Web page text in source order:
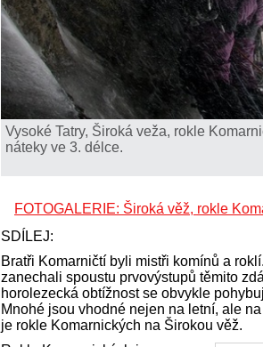
Vysoké Tatry, Široká veža, rokle
náteky ve 3. délce.
FOTOGALERIE: Široká věž, rokle
SDÍLEJ:
Bratři Komarničtí byli mistři komínů a
zanechali spoustu prvovýstupů těmito
horolezecká obtížnost se obvykle
Mnohé jsou vhodné nejen na letní, ale
je rokle Komarnických na Širokou věž.